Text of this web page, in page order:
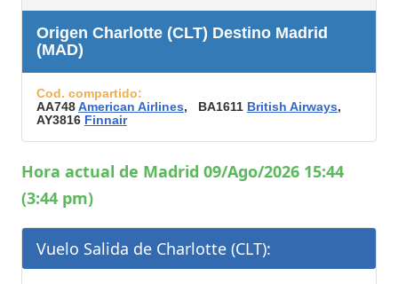
Origen Charlotte (CLT) Destino Madrid
(MAD)
Cod. compartido:
AA748American Airlines, BA1611 British Airways,
AY3816 Finnair
Hora actual de Madrid 09/Ago/2026 15:44
(3:44 pm)
Vuelo Salida de Charlotte (CLT):